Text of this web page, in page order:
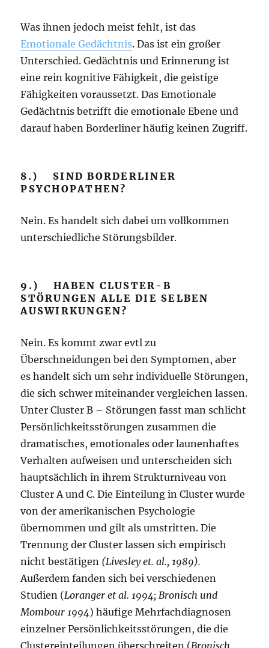
Was ihnen jedoch meist fehlt, ist das
Emotionale Gedächtnis. Das ist ein großer
Unterschied. Gedächtnis und Erinnerung ist
eine rein kognitive Fähigkeit, die geistige
Fähigkeiten voraussetzt. Das Emotionale
Gedächtnis betrifft die emotionale Ebene und
darauf haben Borderliner häufig keinen Zugriff.
8.) SIND BORDERLINER
PSYCHOPATHEN?
Nein. Es handelt sich dabei um vollkommen
unterschiedliche Störungsbilder.
9.) HABEN CLUSTER-B
STÖRUNGEN ALLE DIE SELBEN
AUSWIRKUNGEN?
Nein. Es kommt zwar evtl zu
Überschneidungen bei den Symptomen, aber
es handelt sich um sehr individuelle Störungen,
die sich schwer miteinander vergleichen lassen.
Unter Cluster B – Störungen fasst man schlicht
Persönlichkeitsstörungen zusammen die
dramatisches, emotionales oder launenhaftes
Verhalten aufweisen und unterscheiden sich
hauptsächlich in ihrem Strukturniveau von
Cluster A und C. Die Einteilung in Cluster wurde
von der amerikanischen Psychologie
übernommen und gilt als umstritten. Die
Trennung der Cluster lassen sich empirisch
nicht bestätigen (Livesley et. al., 1989).
Außerdem fanden sich bei verschiedenen
Studien (Loranger et al. 1994; Bronisch und
Mombour 1994) häufige Mehrfachdiagnosen
einzelner Persönlichkeitsstörungen, die die
Clustereinteilungen überschreiten (Bronisch